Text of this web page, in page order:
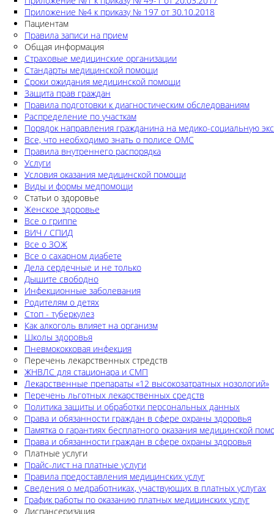
Приложение №4 к приказу № 197 от 30.10.2018
Пациентам
Правила записи на прием
Общая информация
Страховые медицинские организации
Стандарты медицинской помощи
Сроки ожидания медицинской помощи
Защита прав граждан
Правила подготовки к диагностическим обследованиям
Распределение по участкам
Порядок направления гражданина на медико-социальную
Все, что необходимо знать о полисе ОМС
Правила внутреннего распорядка
Услуги
Условия оказания медицинской помощи
Виды и формы медпомощи
Статьи о здоровье
Женское здоровье
Все о гриппе
ВИЧ / СПИД
Все о ЗОЖ
Все о сахарном диабете
Дела сердечные и не только
Дышите свободно
Инфекционные заболевания
Родителям о детях
Стоп - туберкулез
Как алкоголь влияет на организм
Школы здоровья
Пневмококковая инфекция
Перечень лекарственных стредств
ЖНВЛС для стационара и СМП
Лекарственные препараты «12 высокозатратных нозологий»
Перечень льготных лекарственных средств
Политика защиты и обработки персональных данных
Права и обязанности граждан в сфере охраны здоровья
Памятка о гарантиях бесплатного оказания медицинской
Права и обязанности граждан в сфере охраны здоровья
Платные услуги
Прайс-лист на платные услуги
Правила предоставления медицинских услуг
Сведения о медработниках, участвующих в платных услугах
График работы по оказанию платных медицинских услуг
Диспансеризация